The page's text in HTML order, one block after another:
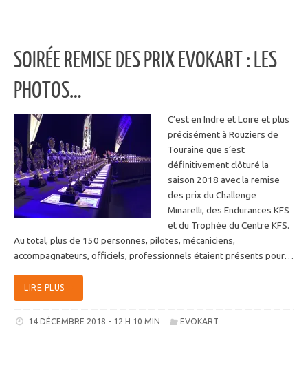
SOIRÉE REMISE DES PRIX EVOKART : LES
PHOTOS…
C’est en Indre et Loire et plus
précisément à Rouziers de
Touraine que s’est
définitivement clôturé la
saison 2018 avec la remise
des prix du Challenge
Minarelli, des Endurances KFS
et du Trophée du Centre KFS.
Au total, plus de 150 personnes, pilotes, mécaniciens,
accompagnateurs, officiels, professionnels étaient présents pour…
LIRE PLUS
14 DÉCEMBRE 2018 - 12 H 10 MIN EVOKART